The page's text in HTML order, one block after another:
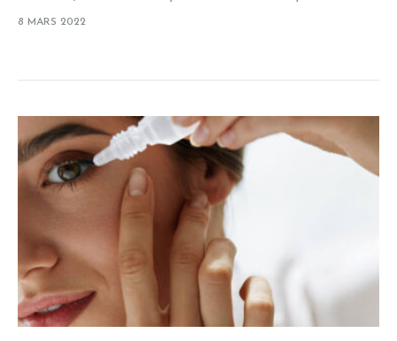
bannir. . Il y a beaucoup de raisons pour lesquelles…
8 MARS 2022